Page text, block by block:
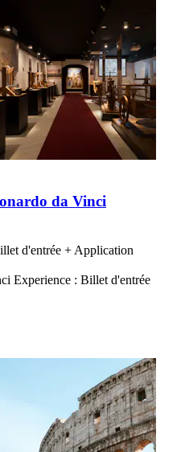
da Vinci
d'entrée + Application
Experience : Billet d'entrée